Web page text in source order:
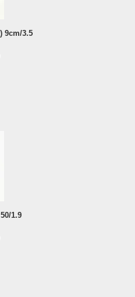
9cm/3.5
50/1.9